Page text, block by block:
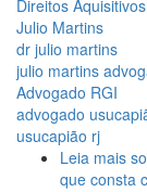
Direitos Aquisitivos
Julio Martins
dr julio martins
julio martins
Advogado RGI
advogado
usucapião rj
Leia mais
que consta